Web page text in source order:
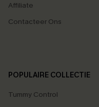
Affiliate
Contacteer Ons
POPULAIRE COLLECTIE
Tummy Control